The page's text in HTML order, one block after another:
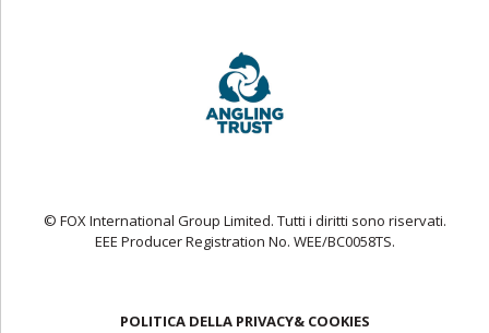
© FOX International Group Limited. Tutti i diritti sono riservati.
EEE Producer Registration No. WEE/BC0058TS.
POLITICA DELLA PRIVACY& COOKIES